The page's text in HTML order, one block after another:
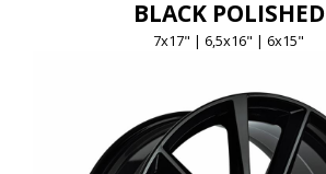
BLACK POLISHED
7x17" | 6,5x16" | 6x15"